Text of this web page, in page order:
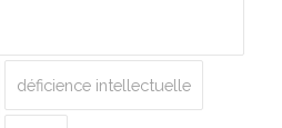
déficience intellectuelle